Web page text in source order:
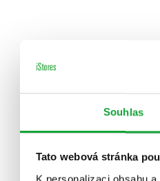
Souhlas
Tato webová stránka